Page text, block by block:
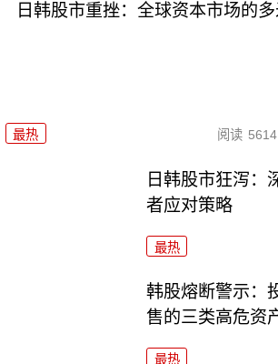
日韩股市重挫：全球资本市场的
最热 阅读 5614
日韩股市狂泻：
者应对策略
最热
韩股熔断警示：
售的三类高危资
最热